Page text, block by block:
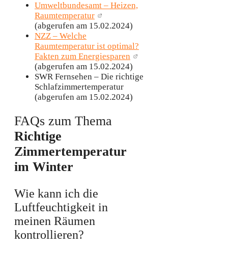
Umweltbundesamt – Heizen,
Raumtemperatur
(abgerufen am 15.02.2024)
NZZ – Welche
Raumtemperatur ist optimal?
Fakten zum Energiesparen
(abgerufen am 15.02.2024)
SWR Fernsehen – Die richtige
Schlafzimmertemperatur
(abgerufen am 15.02.2024)
FAQs zum Thema
Richtige
Zimmertemperatur
im Winter
Wie kann ich die
Luftfeuchtigkeit in
meinen Räumen
kontrollieren?